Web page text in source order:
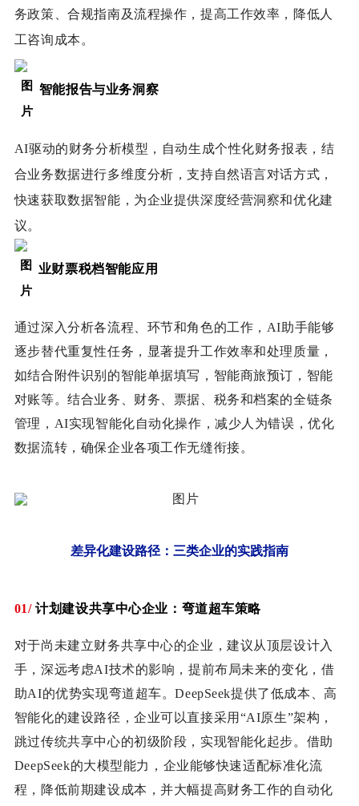
务政策、合规指南及流程操作，提高工作效率，降低人
工咨询成本。
智能报告与业务洞察
AI驱动的财务分析模型，自动生成个性化财务报表，结
合业务数据进行多维度分析，支持自然语言对话方式，
快速获取数据智能，为企业提供深度经营洞察和优化建
议。
业财票税档智能应用
通过深入分析各流程、环节和角色的工作，AI助手能够
逐步替代重复性任务，显著提升工作效率和处理质量，
如结合附件识别的智能单据填写，智能商旅预订，智能
对账等。结合业务、财务、票据、税务和档案的全链条
管理，AI实现智能化自动化操作，减少人为错误，优化
数据流转，确保企业各项工作无缝衔接。
差异化建设路径：三类企业的实践指南
01/计划建设共享中心企业：弯道超车策略
对于尚未建立财务共享中心的企业，建议从顶层设计入
手，深远考虑AI技术的影响，提前布局未来的变化，借
助AI的优势实现弯道超车。DeepSeek提供了低成本、高
智能化的建设路径，企业可以直接采用“AI原生”架构，
跳过传统共享中心的初级阶段，实现智能化起步。借助
DeepSeek的大模型能力，企业能够快速适配标准化流
程，降低前期建设成本，并大幅提高财务工作的自动化